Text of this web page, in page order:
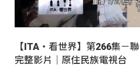
【ITA・看世界】第266集－
完整影片｜原住民族電視台